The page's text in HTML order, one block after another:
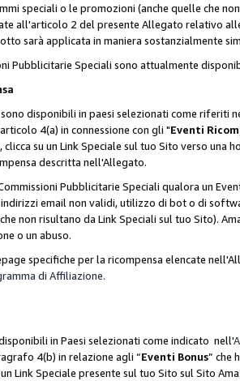
speciali o le promozioni (anche quelle che
all'articolo 2 del presente Allegato relativo
sarà applicata in maniera sostanzialmente
Pubblicitarie Speciali sono attualmente
sono disponibili in paesi selezionati come riferiti
4(a) in connessione con gli "Eventi
su un Link Speciale sul tuo Sito verso una
descritta nell'Allegato.
Pubblicitarie Speciali qualora un
email non validi, utilizzo di bot o di
non risultano da Link Speciali sul tuo Sito).
o un abuso.
specifiche per la ricompensa elencate
di Affiliazione.
in Paesi selezionati come indicato nell'
4(b) in relazione agli “Eventi Bonus” che
Link Speciale presente sul tuo Sito sul Sito